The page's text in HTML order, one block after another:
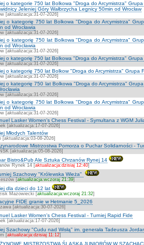
o kategorie 750 lat Bolkowa "Droga do Arcymistrza"
Jeleniej Góry Wałbrzycha Legnicy 50min od Wrocław
[aktualizacja:31-07-2026]
o kategorię 750 lat Bolkowa "Droga do Arcymistrza"
od Wrocławia
[aktualizacja:31-07-2026]
o kategorię 750 lat Bolkowa "Droga do Arcymistrza"
od Wrocławia
[aktualizacja:31-07-2026]
o kategorię 750 lat Bolkowa "Droga do Arcymistrza"
[aktualizacja:31-07-2026]
o kategorię 750 lat Bolkow "Droga do Arcymistrza" Grupa
[aktualizacja:31-07-2026]
o kategorię 750 lat Bolkowa "Droga do Arcymistrza"
[aktualizacja:31-07-2026]
o kategorię 750 lat Bolkowa "Droga do Arcymistrza"
od Wrocławia
[aktualizacja:31-07-2026]
Lasker Women's Chess Festival - Symultana z WGM
[aktualizacja:17-07-2026]
Młodych Talentów
[aktualizacja:03-08-2026]
Mistrzostwa Pomorza o Puchar Solidarności -
[aktualizacja:05-08-2026]
Bistro&Pub Ale Sztuka Chrzanów Rynej 14
Rynek 14 [aktualizacja:dzisiaj 12:40]
Szachowy "Królewska Wieża"
[aktualizacja:wczoraj 21:39]
dla dzieci do 12 lat
Mazowiecki [aktualizacja:wczoraj 21:32]
FIDE granie w Hetmanie 5_2026
[aktualizacja:30-07-2026]
Lasker Women's Chess Festival - Turniej Rapid Fide
[aktualizacja:17-07-2026]
Szachowy "Cudu nad Wisłą" im. generała Tadeusza
[aktualizacja:dzisiaj 11:12]
MISTRZOSTWA ŚLĄSKA JUNIORÓW W